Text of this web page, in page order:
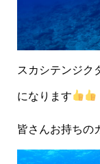
スカシテンジク
になります
皆さんお持ちの